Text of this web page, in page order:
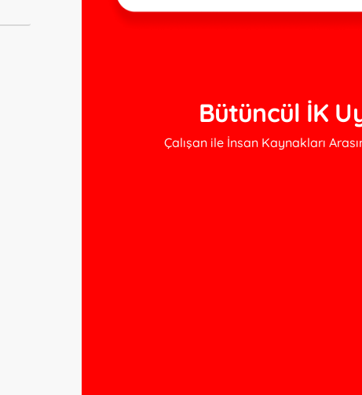
Bütüncül İK
Çalışan ile İnsan Kaynakları